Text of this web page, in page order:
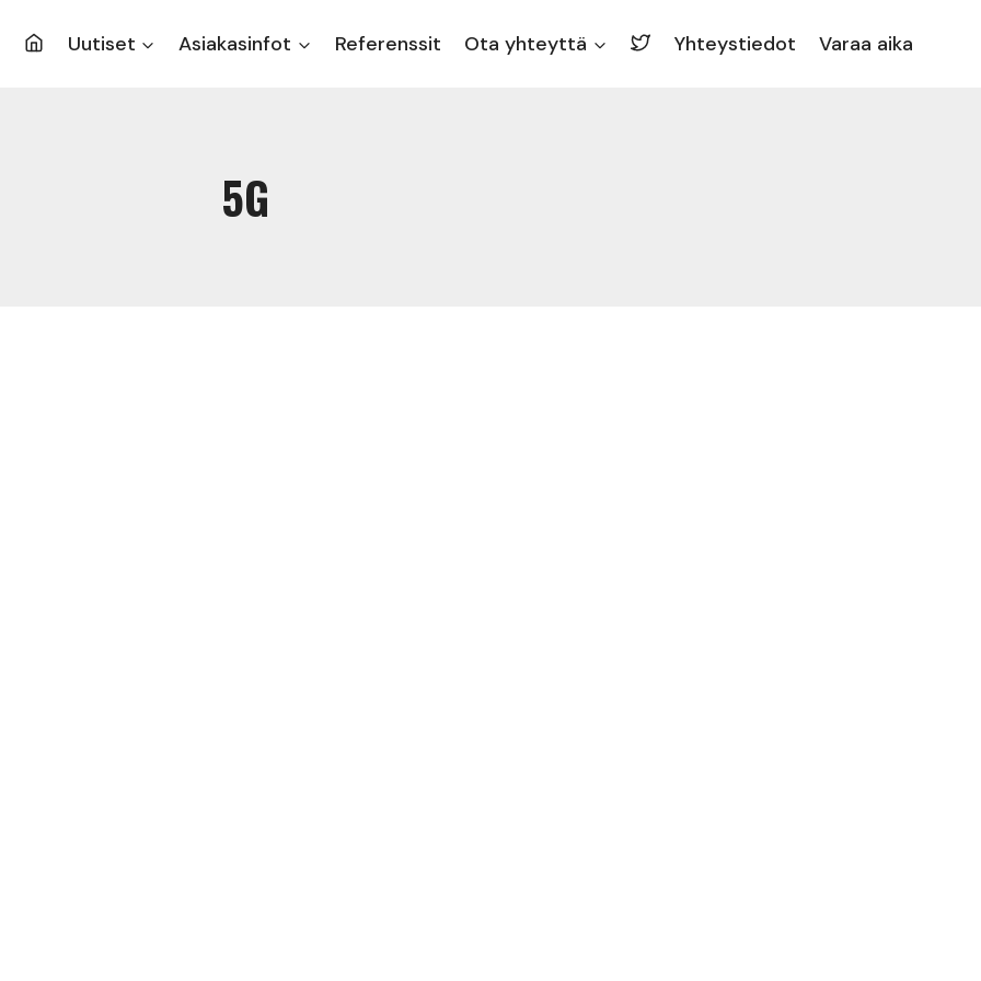
Uutiset Asiakasinfot Referenssit Ota yhteyttä Yhteystiedot Varaa aika
5G